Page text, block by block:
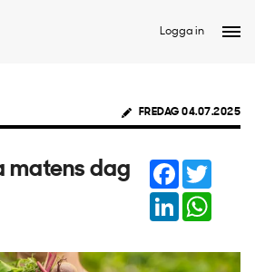
Logga in
FREDAG 04.07.2025
matens dag Facebook
LinkedIn